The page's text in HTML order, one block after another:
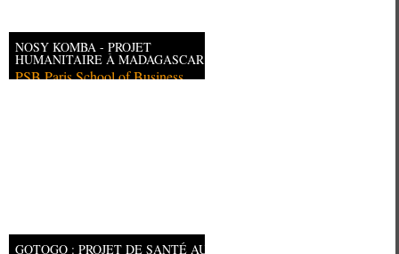
NOSY KOMBA - PROJET
HUMANITAIRE À MADAGASCAR
PSB Paris School of Business
GOTOGO : PROJET DE SANTÉ AU